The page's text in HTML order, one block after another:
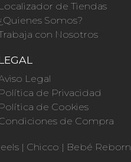
Localizador de Tiendas
Somos?
con Nosotros
Legal
Política de Privacidad
Política de Cookies
de Compra
| Chicco | Bebé Reborn